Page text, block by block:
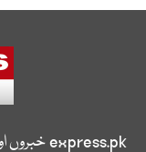
express.pkخبروں